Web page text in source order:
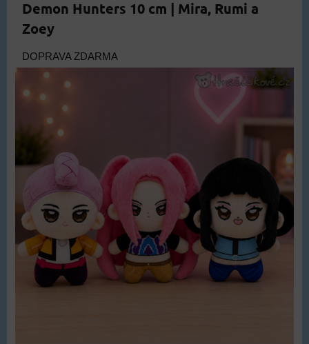
Demon Hunters 10 cm | Mira, Rumi a
Zoey
DOPRAVA ZDARMA